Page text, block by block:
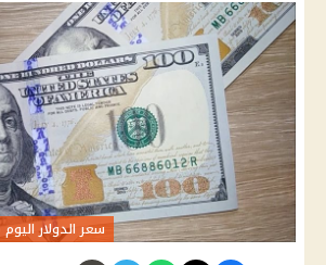
سعر الدولار